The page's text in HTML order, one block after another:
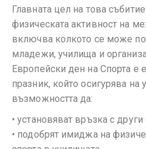
Главната цел на това
физическата активност на
включва колкото се може
младежи, училища и
Европейски ден на Спорта е
празник, който осигурява на
възможността да:
• установяват връзка с
• подобрят имиджа на